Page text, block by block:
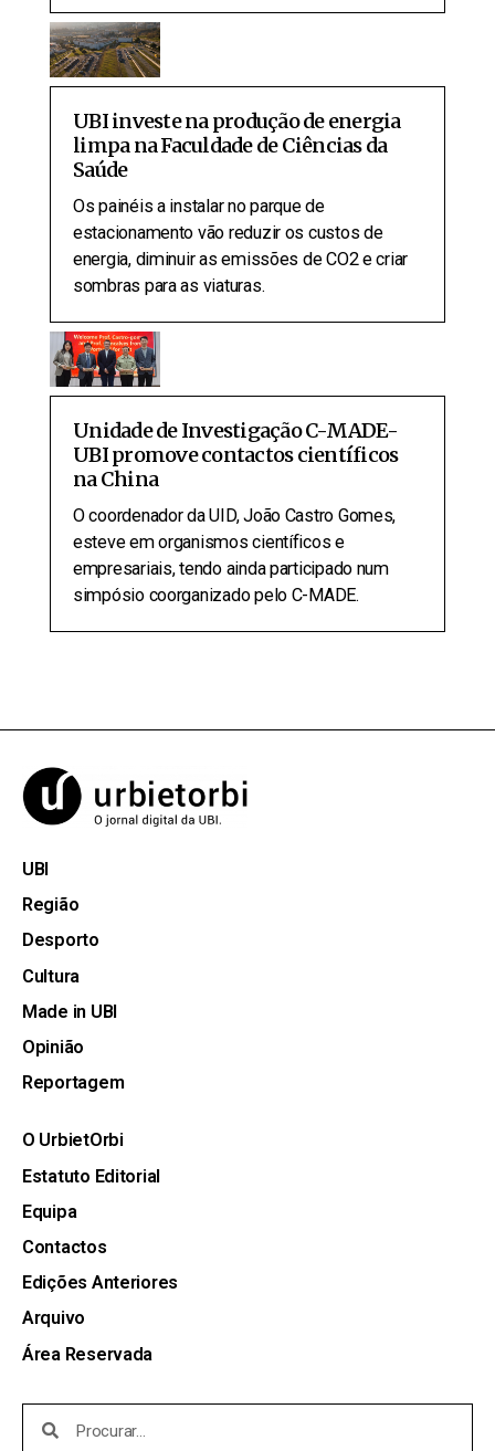
UBI investe na produção de energia
limpa na Faculdade de Ciências da
Saúde
Os painéis a instalar no parque de
estacionamento vão reduzir os custos de
energia, diminuir as emissões de CO2 e criar
sombras para as viaturas.
Unidade de Investigação C-MADE-
UBI promove contactos científicos
na China
O coordenador da UID, João Castro Gomes,
esteve em organismos científicos e
empresariais, tendo ainda participado num
simpósio coorganizado pelo C-MADE.
UBI
Região
Desporto
Cultura
Made in UBI
Opinião
Reportagem
O UrbietOrbi
Estatuto Editorial
Equipa
Contactos
Edições Anteriores
Arquivo
Área Reservada